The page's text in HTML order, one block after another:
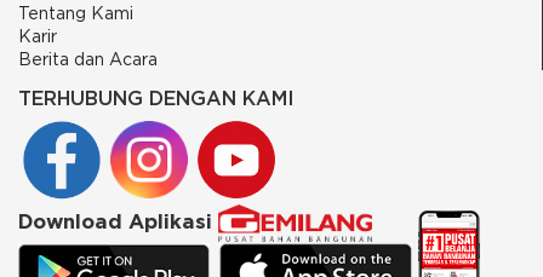
Tentang Kami
Karir
Berita dan Acara
TERHUBUNG DENGAN KAMI
Download Aplikasi